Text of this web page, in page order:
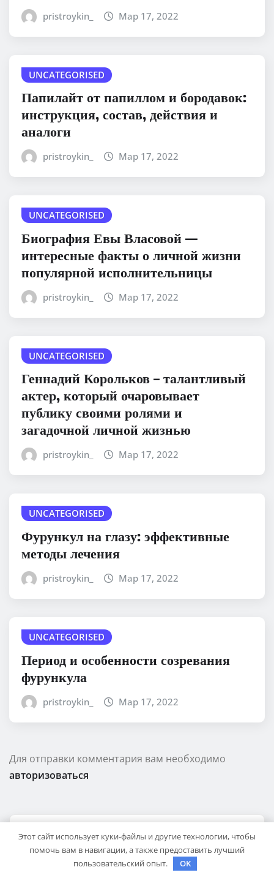
pristroykin_ Мар 17, 2022
UNCATEGORISED
Папилайт от папиллом и бородавок:
инструкция, состав, действия и
аналоги
pristroykin_ Мар 17, 2022
UNCATEGORISED
Биография Евы Власовой —
интересные факты о личной жизни
популярной исполнительницы
pristroykin_ Мар 17, 2022
UNCATEGORISED
Геннадий Корольков – талантливый
актер, который очаровывает
публику своими ролями и
загадочной личной жизнью
pristroykin_ Мар 17, 2022
UNCATEGORISED
Фурункул на глазу: эффективные
методы лечения
pristroykin_ Мар 17, 2022
UNCATEGORISED
Период и особенности созревания
фурункула
pristroykin_ Мар 17, 2022
Для отправки комментария вам необходимо
авторизоваться
ПОИСК
Этот сайт использует куки-файлы и другие технологии, чтобы
помочь вам в навигации, а также предоставить лучший
пользовательский опыт.
OK